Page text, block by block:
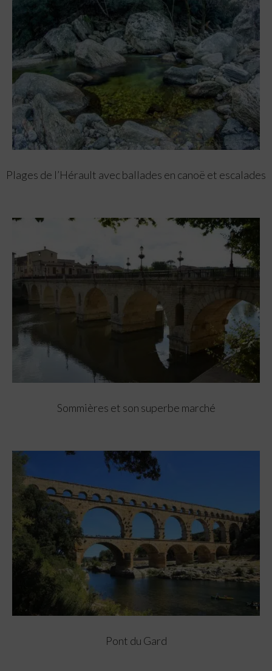
Plages de l’Hérault avec ballades en canoë et escalades
Sommières et son superbe marché
Pont du Gard